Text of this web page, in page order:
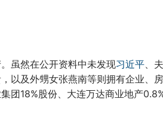
虽然在公开资料中未发现习近平、
以及外甥女张燕南等则拥有企业、
团18%股份、大连万达商业地产